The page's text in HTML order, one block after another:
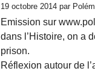
19 octobre 2014 par
Emission sur
dans l’Histoire, on a
prison.
Réflexion autour de